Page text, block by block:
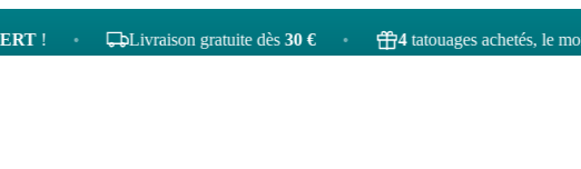
• Livraison gratuite dès30 € • tatouages achetés, le moins